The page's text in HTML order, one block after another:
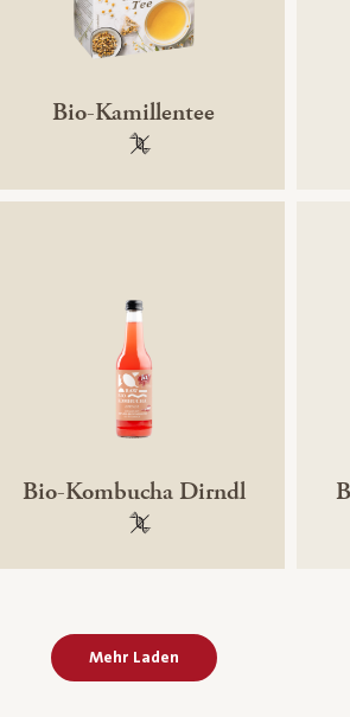
Bio-Kamillentee
100 % gentechnikfrei
Bio-Kombucha Dirndl
100 % gentechnikfrei
Mehr Laden